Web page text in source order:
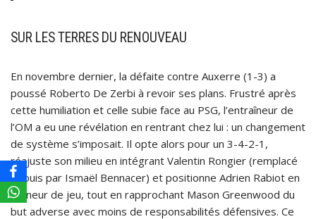
SUR LES TERRES DU RENOUVEAU
En novembre dernier, la défaite contre Auxerre (1-3) a
poussé Roberto De Zerbi à revoir ses plans. Frustré après
cette humiliation et celle subie face au PSG, l’entraîneur de
l’OM a eu une révélation en rentrant chez lui : un changement
de système s’imposait. Il opte alors pour un 3-4-2-1,
réajuste son milieu en intégrant Valentin Rongier (remplacé
depuis par Ismaël Bennacer) et positionne Adrien Rabiot en
meneur de jeu, tout en rapprochant Mason Greenwood du
but adverse avec moins de responsabilités défensives. Ce